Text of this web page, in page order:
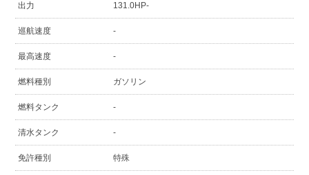
出力 131.0HP-
巡航速度 -
最高速度 -
燃料種別 ガソリン
燃料タンク -
清水タンク -
免許種別 特殊